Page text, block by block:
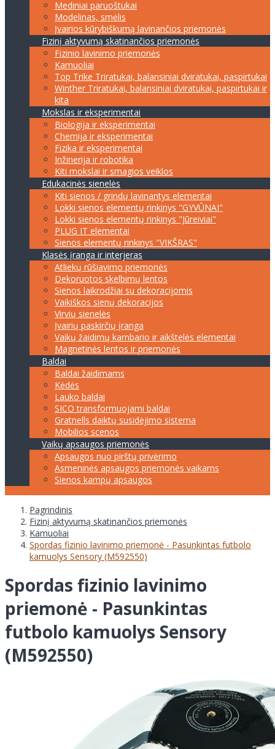
Mediniai paruoštukai
Modelinas, smėlis
Įvairios kūrybiškumą lavinančios priemonės
Fizinį aktyvumą skatinančios priemonės
Fizinio lavinimo priemonės
Kamuoliai
Top Trike Triratukai, balansiniai dviratukai, paspirtukai
Winther Triratukai, balansiniai dviratukai, paspirtukai ir
kita
Mokslas ir eksperimentai
Biologija ir eksperimentai
Chemija ir eksperimentai
Fizika ir eksperimentai
Inžinerija ir robotika
Kiti mokslai ir smagios veiklos
Edukacinės sienelės
Kiti sienos / grindų lavinantys elementai
Lokki sienos elementų rinkinys "GYVŪNAI"
Lokki sienos elementų rinkinys "Jūreiviai"
PLUG IT elementai
Sienos elementų rinkinys "VIKŠRAS"
Klasės įranga ir interjeras
Atliekų rūšiavimo priemonės
Dekoruotos skelbimų lentos
Sienos laikrodžiai su dekoracijomis
Vaikiškos sienų dekoracijos
Virvių sienelės
Įvairių paskirčių įranga
Vaikų žaidimų kambario ir aikštelės elementai
Magnetinės lentos ir priemonės
Baldai
Baldai žaidimams
Kėdės
Lauko baldai
SICO transformuojami baldai
Gratnells daiktų susidėjimo sistema
Mobilios scenos
Vaikų apsaugos priemonės
Apsaugos nuo pirštų privėrimo
Asmeninės apsaugos priemonės vaikams
Sienos kampų apsaugos
Pagrindinis
Fizinį aktyvumą skatinančios priemonės
Kamuoliai
Spordas fizinio lavinimo priemonė - Pasunkintas futbolo
kamuolys Sensory (M592550)
Spordas fizinio lavinimo
priemonė - Pasunkintas
futbolo kamuolys Sensory
(M592550)